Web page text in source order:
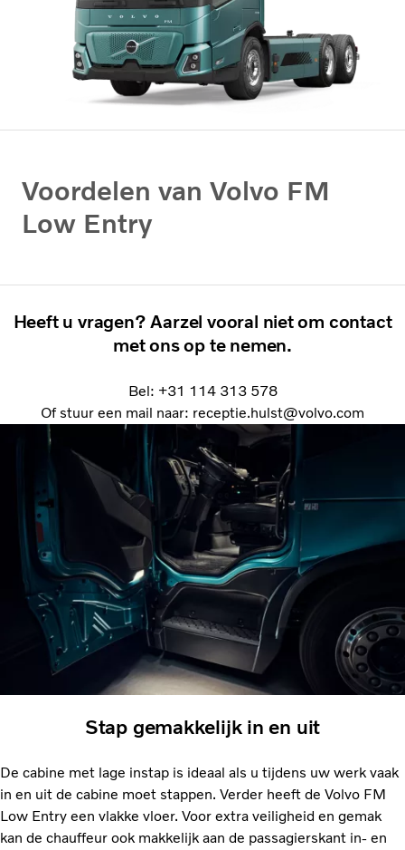
Voordelen van Volvo FM
Low Entry
Heeft u vragen? Aarzel vooral niet om contact
met ons op te nemen.
Bel: +31 114 313 578
Of stuur een mail naar: receptie.hulst@volvo.com
Stap gemakkelijk in en uit
De cabine met lage instap is ideaal als u tijdens uw werk vaak
in en uit de cabine moet stappen. Verder heeft de Volvo FM
Low Entry een vlakke vloer. Voor extra veiligheid en gemak
kan de chauffeur ook makkelijk aan de passagierskant in- en